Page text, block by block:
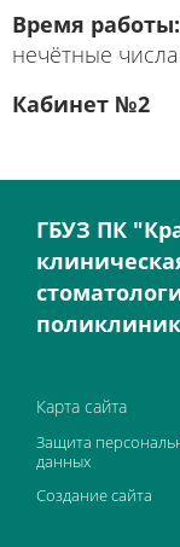
Время работы:
нечётные
Кабинет №2
ГБУЗ ПК
Карта сайта
Защита
данных
Создание сайта